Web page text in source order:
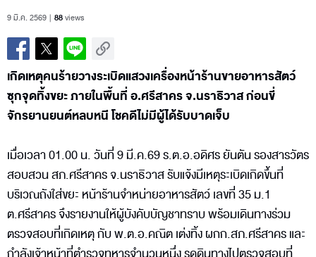
9 มี.ค. 2569 88views
เกิดเหตุคนร้ายวางระเบิดแสวงเครื่องหน้าร้านขายอาหารสัตว์
ซุกจุดทิ้งขยะ ภายในพื้นที่ อ.ศรีสาคร จ.นราธิวาส ก่อนขี่
จักรยานยนต์หลบหนี โชคดีไม่มีผู้ได้รับบาดเจ็บ
เมื่อเวลา 01.00 น. วันที่ 9 มี.ค.69 ร.ต.อ.อดิศร ยันตัน รองสารวัตร
สอบสวน สภ.ศรีสาคร จ.นราธิวาส รับแจ้งมีเหตุระเบิดเกิดขึ้นที่
บริเวณถังใส่ขยะ หน้าร้านจำหน่ายอาหารสัตว์ เลขที่ 35 ม.1
ต.ศรีสาคร จึงรายงานให้ผู้บังคับบัญชาทราบ พร้อมเดินทางร่วม
ตรวจสอบที่เกิดเหตุ กับ พ.ต.อ.คณิต เต่งทิ้ง ผกก.สภ.ศรีสาคร และ